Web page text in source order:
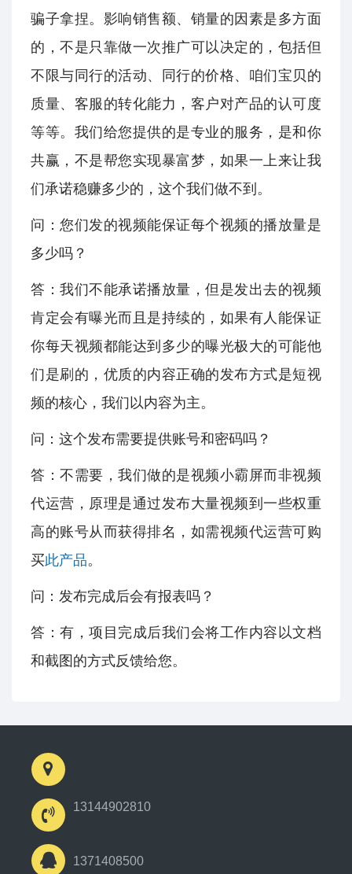
骗子拿捏。影响销售额、销量的因素是多方面
的，不是只靠做一次推广可以决定的，包括但
不限与同行的活动、同行的价格、咱们宝贝的
质量、客服的转化能力，客户对产品的认可度
等等。我们给您提供的是专业的服务，是和你
共赢，不是帮您实现暴富梦，如果一上来让我
们承诺稳赚多少的，这个我们做不到。
问：您们发的视频能保证每个视频的播放量是
多少吗？
答：我们不能承诺播放量，但是发出去的视频
肯定会有曝光而且是持续的，如果有人能保证
你每天视频都能达到多少的曝光极大的可能他
们是刷的，优质的内容正确的发布方式是短视
频的核心，我们以内容为主。
问：这个发布需要提供账号和密码吗？
答：不需要，我们做的是视频小霸屏而非视频
代运营，原理是通过发布大量视频到一些权重
高的账号从而获得排名，如需视频代运营可购
买此产品。
问：发布完成后会有报表吗？
答：有，项目完成后我们会将工作内容以文档
和截图的方式反馈给您。
13144902810
1371408500